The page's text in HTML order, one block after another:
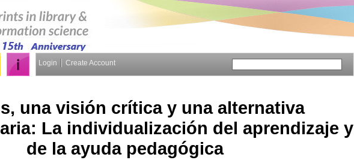
Login Create Account
una visión crítica y una alternativa
La individualización del aprendizaje y
de la ayuda pedagógica